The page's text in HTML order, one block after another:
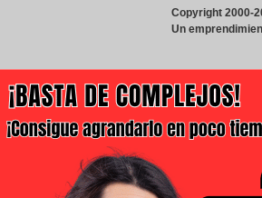
Copyright 2000-
Un